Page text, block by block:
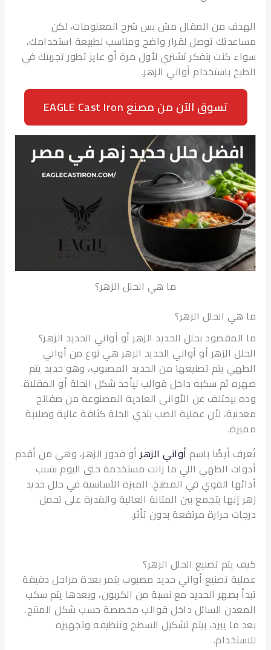
من المقال مش بس شرح المعلومات، لكن
توصل لقرار واضح ومناسب لطبيعة استخدامك،
كنت بتفكر تشتري لأول مرة أو عايز تطور تجربتك في
باستخدام أواني الزهر.
تسوق الآن من مصنع EAGLE Cast Iron
ما هي الحلل الزهر؟
الحلل الزهر؟
بحلل الحديد الزهر أو أواني الحديد الزهر؟
الزهر أو أواني الحديد الزهر هي نوع من أواني
يتم تصنيعها من الحديد المصبوب، وهو حديد يتم
ثم سكبه داخل قوالب ليأخذ شكل الحلة أو المقلاة.
عن الأواني العادية المصنوعة من صفائح
لأن عملية الصب بتدي الحلة كثافة عالية وصلابة
أيضًا باسمأواني الزهرأو قدور الزهر، وهي من أقدم
الطهي اللي ما زالت مستخدمة حتى اليوم بسبب
القوي في المطبخ. الميزة الأساسية في حلل حديد
بتجمع بين المتانة العالية والقدرة على تحمل
حرارة مرتفعة بدون تأثر.
تصنيع الحلل الزهر؟
تصنيع أواني حديد مصبوب بتمر بعدة مراحل دقيقة
بصهر الحديد مع نسبة من الكربون، وبعدها يتم سكب
السائل داخل قوالب مخصصة حسب شكل المنتج.
يبرد، بيتم تشكيل السطح وتنظيفه وتجهيزه